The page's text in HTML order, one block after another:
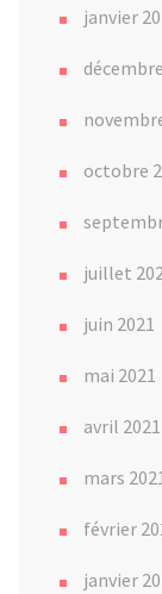
janvier
octobre
juillet
juin 2021
mai 2021
avril 2021
mars
février
janvier